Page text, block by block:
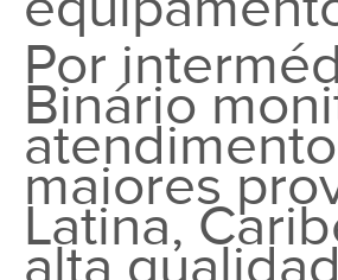
Por
Binário
maiores
Latina,